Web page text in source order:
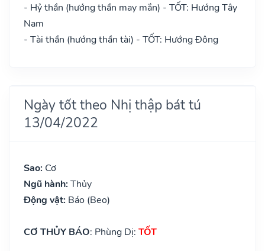
- Hỷ thần (hướng thần may mắn) - TỐT: Hướng Tây
Nam
- Tài thần (hướng thần tài) - TỐT: Hướng Đông
Ngày tốt theo Nhị thập bát tú
13/04/2022
Sao: Cơ
Ngũ hành: Thủy
Động vật: Báo (Beo)
CƠ THỦY BÁO: Phùng Dị: TỐT